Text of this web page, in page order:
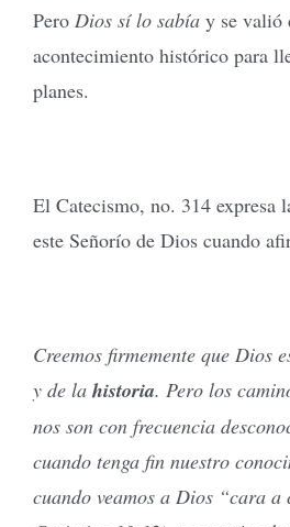
Pero Dios sí lo sabía y se valió
acontecimiento histórico para
planes.
El Catecismo, no. 314 expresa
este Señorío de Dios cuando
Creemos firmemente que Dios
y de la historia. Pero los
nos son con frecuencia
cuando tenga fin nuestro
cuando veamos a Dios “cara a